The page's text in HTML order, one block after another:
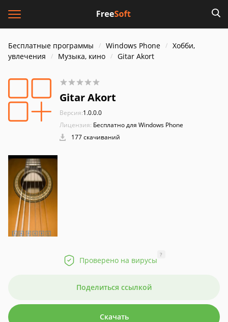
Бесплатные программы Windows Phone
Хобби,
увлечения
Музыка, кино Gitar Akort
Gitar Akort
Версия:1.0.0.0
Лицензия: Бесплатно для Windows Phone
177 скачиваний
Проверено на вирусы
?
Поделиться ссылкой
Скачать